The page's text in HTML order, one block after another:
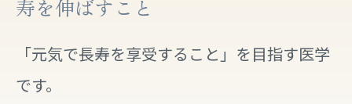
寿を伸ばすこと
「元気で長寿を享受すること」を目指す医学
です。